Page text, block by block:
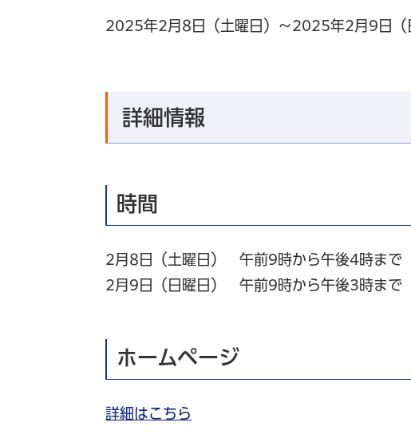
2025年2月8日（土曜日）～2025年2月9日（
詳細情報
時間
2月8日（土曜日） 午前9時から午後4時まで
2月9日（日曜日） 午前9時から午後3時まで
ホームページ
詳細はこちら